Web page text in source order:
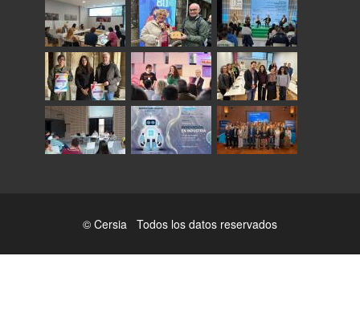
© Cersia Todos los datos reservados